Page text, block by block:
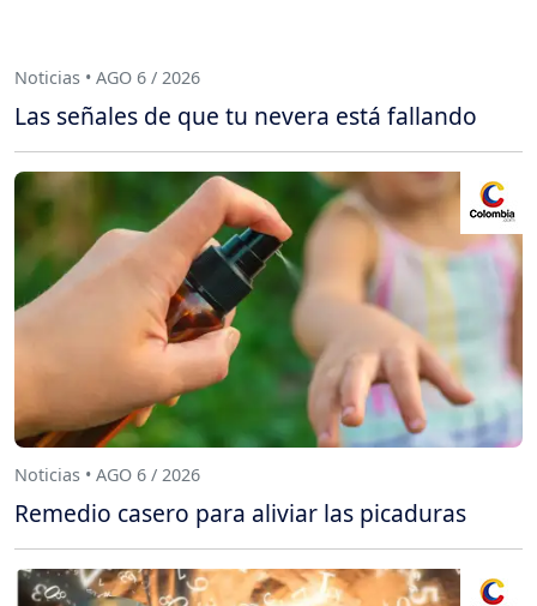
Noticias • AGO 6 / 2026
Las señales de que tu nevera está fallando
Noticias • AGO 6 / 2026
Remedio casero para aliviar las picaduras